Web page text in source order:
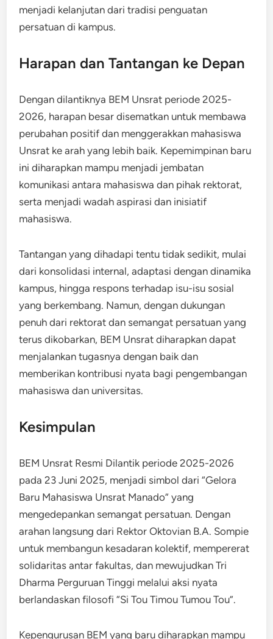
menjadi kelanjutan dari tradisi penguatan
persatuan di kampus.
Harapan dan Tantangan ke Depan
Dengan dilantiknya BEM Unsrat periode 2025-
2026, harapan besar disematkan untuk membawa
perubahan positif dan menggerakkan mahasiswa
Unsrat ke arah yang lebih baik. Kepemimpinan baru
ini diharapkan mampu menjadi jembatan
komunikasi antara mahasiswa dan pihak rektorat,
serta menjadi wadah aspirasi dan inisiatif
mahasiswa.
Tantangan yang dihadapi tentu tidak sedikit, mulai
dari konsolidasi internal, adaptasi dengan dinamika
kampus, hingga respons terhadap isu-isu sosial
yang berkembang. Namun, dengan dukungan
penuh dari rektorat dan semangat persatuan yang
terus dikobarkan, BEM Unsrat diharapkan dapat
menjalankan tugasnya dengan baik dan
memberikan kontribusi nyata bagi pengembangan
mahasiswa dan universitas.
Kesimpulan
BEM Unsrat Resmi Dilantik periode 2025-2026
pada 23 Juni 2025, menjadi simbol dari “Gelora
Baru Mahasiswa Unsrat Manado” yang
mengedepankan semangat persatuan. Dengan
arahan langsung dari Rektor Oktovian B.A. Sompie
untuk membangun kesadaran kolektif, mempererat
solidaritas antar fakultas, dan mewujudkan Tri
Dharma Perguruan Tinggi melalui aksi nyata
berlandaskan filosofi “Si Tou Timou Tumou Tou”.
Kepengurusan BEM yang baru diharapkan mampu